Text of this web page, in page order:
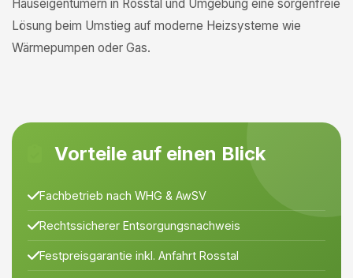
Hauseigentümern in Rosstal und Umgebung eine sorgenfreie
Lösung beim Umstieg auf moderne Heizsysteme wie
Wärmepumpen oder Gas.
Vorteile auf einen Blick
Fachbetrieb nach WHG & AwSV
Rechtssicherer Entsorgungsnachweis
Festpreisgarantie inkl. Anfahrt Rosstal